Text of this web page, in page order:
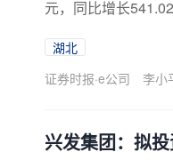
元，同比增长
湖北
证券时报·e公司
李小
兴发集团：拟